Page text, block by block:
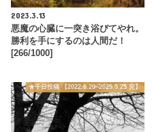
2023.3.13
悪魔の心臓に一突き浴びてやれ。
勝利を手にするのは人間だ！
[266/1000]
★千日投稿 【2022.6.20~2025.5.25 完】